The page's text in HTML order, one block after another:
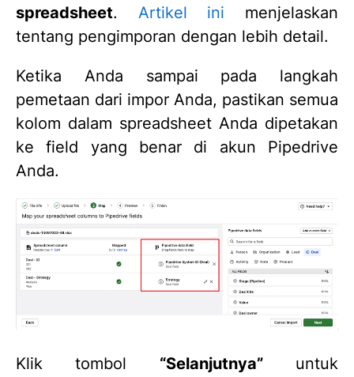
spreadsheet. Artikel ini menjelaskan
tentang pengimporan dengan lebih detail.
Ketika Anda sampai pada langkah
pemetaan dari impor Anda, pastikan semua
kolom dalam spreadsheet Anda dipetakan
ke field yang benar di akun Pipedrive
Anda.
Klik tombol “Selanjutnya”untuk